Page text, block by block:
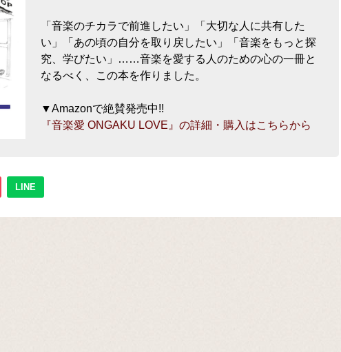
「音楽のチカラで前進したい」「大切な人に共有した
い」「あの頃の自分を取り戻したい」「音楽をもっと探
究、学びたい」……音楽を愛する人のための心の一冊と
なるべく、この本を作りました。
▼Amazonで絶賛発売中!!
『音楽愛 ONGAKU LOVE』の詳細・購入はこちらから
LINE